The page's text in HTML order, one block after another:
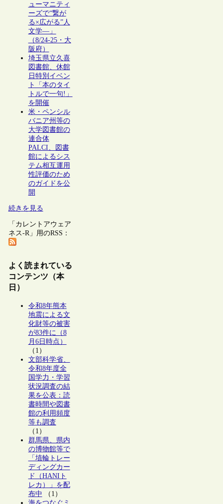
ューマニティ
ーズで“繋が
る×広がる”人
文学―」
（8/24-25・大
阪府）
埼玉県立久喜
図書館、休館
日特別イベン
ト「本のタイ
トルで一句!」
を開催
米・ペンシル
バニア州等の
大学図書館の
連合体
PALCI、図書
館によるシス
テム相互運用
性評価のため
のガイドを公
開
続きを見る
「カレントアウェア
ネス-R」用のRSS：
よく読まれている
コンテンツ（本
日）
令和8年熊本
地震による文
化財等の被害
が83件に（8
月6日時点）
（1）
文部科学省、
令和8年度全
国学力・学習
状況調査の結
果を公表：読
書時間や図書
館の利用頻度
等も調査
（1）
群馬県、県内
の博物館等で
「埴輪トレー
ディングカー
ド（HANIト
レカ）」を配
布中 （1）